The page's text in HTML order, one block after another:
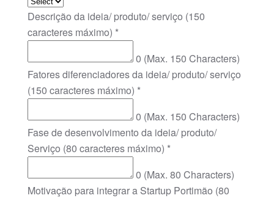
Descrição da ideia/ produto/ serviço (150
caracteres máximo) *
0 (Max. 150 Characters)
Fatores diferenciadores da ideia/ produto/ serviço
(150 caracteres máximo) *
0 (Max. 150 Characters)
Fase de desenvolvimento da ideia/ produto/
Serviço (80 caracteres máximo) *
0 (Max. 80 Characters)
Motivação para integrar a Startup Portimão (80